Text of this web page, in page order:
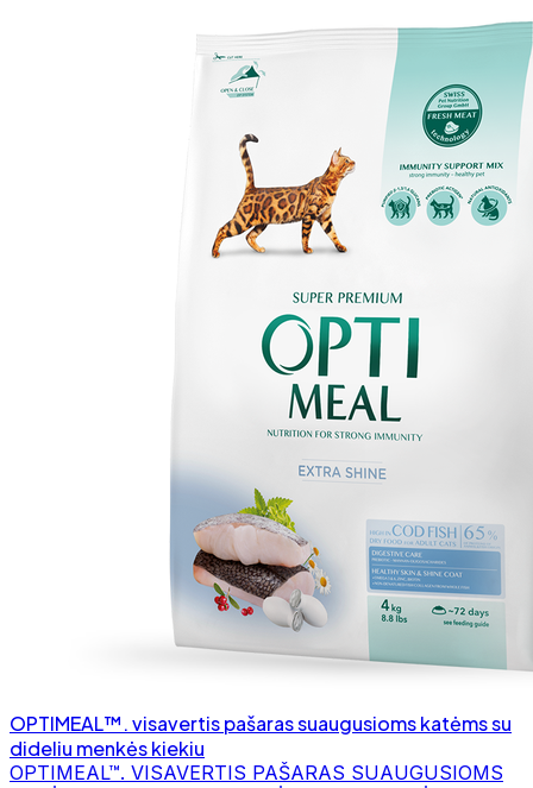
OPTIMEAL™. visavertis pašaras suaugusioms katėms su
dideliu menkės kiekiu
OPTIMEAL™. VISAVERTIS PAŠARAS SUAUGUSIOMS